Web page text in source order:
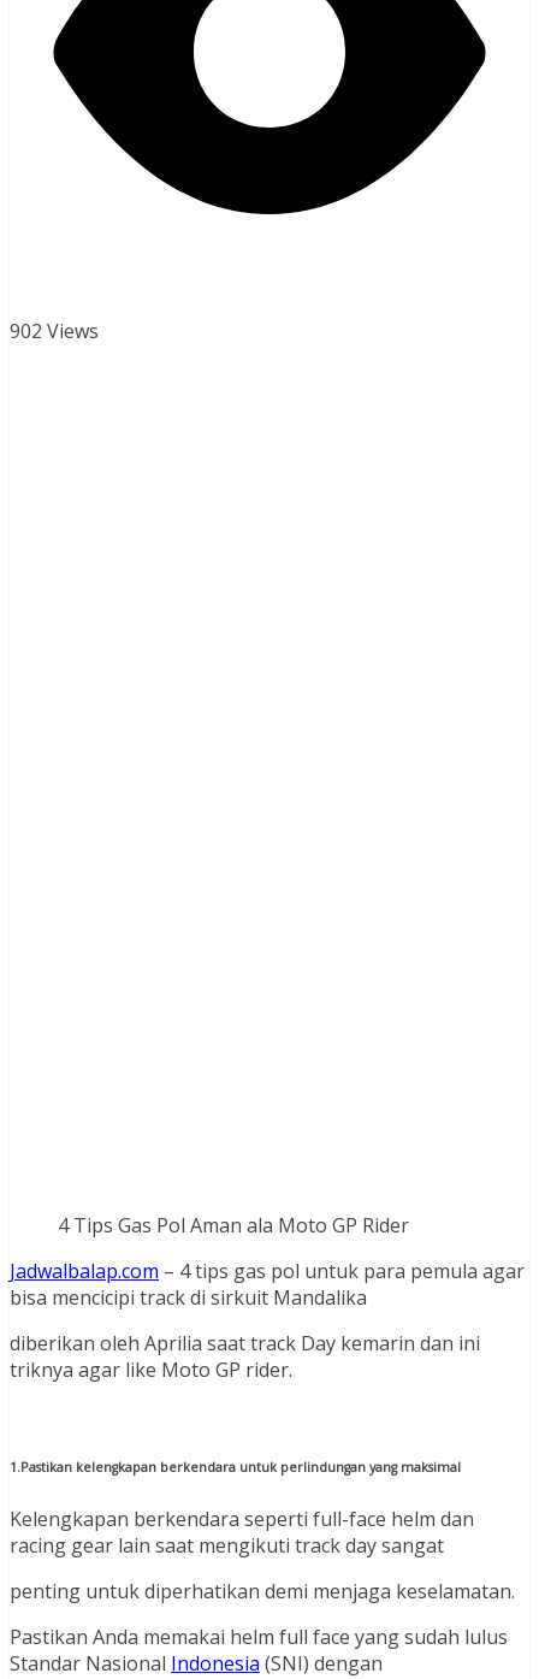
902 Views
4 Tips Gas Pol Aman ala Moto GP Rider
Jadwalbalap.com – 4 tips gas pol untuk para pemula agar
bisa mencicipi track di sirkuit Mandalika
diberikan oleh Aprilia saat track Day kemarin dan ini
triknya agar like Moto GP rider.
1.Pastikan kelengkapan berkendara untuk perlindungan yang maksimal
Kelengkapan berkendara seperti full-face helm dan
racing gear lain saat mengikuti track day sangat
penting untuk diperhatikan demi menjaga keselamatan.
Pastikan Anda memakai helm full face yang sudah lulus
Standar Nasional Indonesia (SNI) dengan